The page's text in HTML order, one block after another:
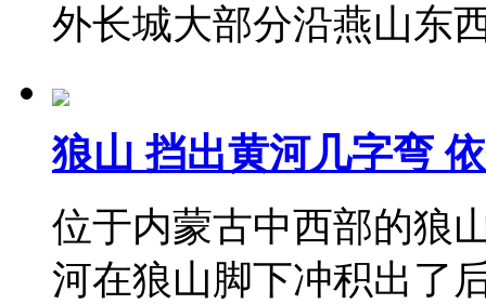
外长城大部分沿燕山
狼山 挡出黄河几字弯
位于内蒙古中西部的狼
河在狼山脚下冲积出了